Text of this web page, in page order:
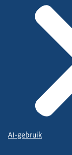
AI-gebruik